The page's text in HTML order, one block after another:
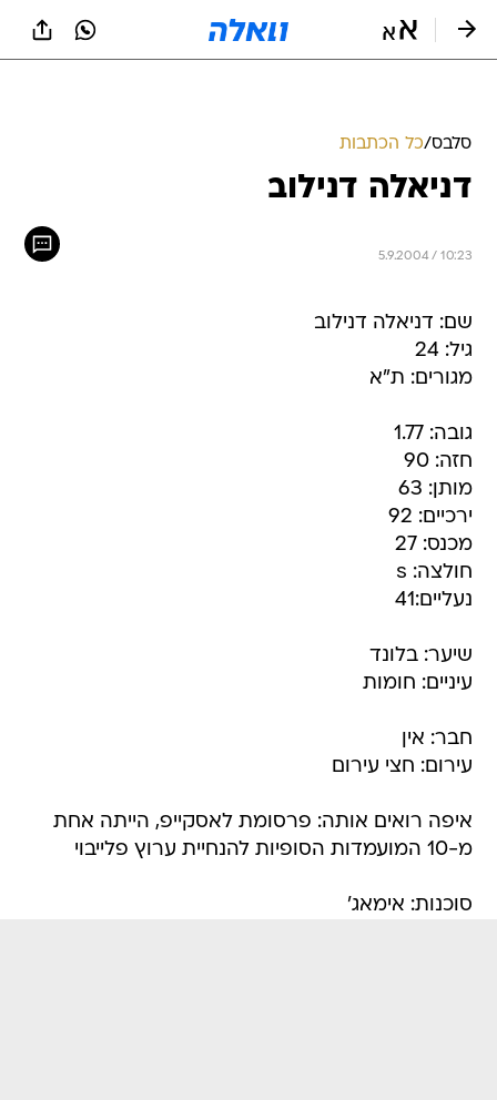
סלבס/כל הכתבות
דניאלה דנילוב
5.9.2004 / 10:23
שם: דניאלה דנילוב
גיל: 24
מגורים: ת"א
גובה: 1.77
חזה: 90
מותן: 63
ירכיים: 92
מכנס: 27
חולצה: s
נעליים:41
שיער: בלונד
עיניים: חומות
חבר: אין
עירום: חצי עירום
איפה רואים אותה: פרסומת לאסקייפ, הייתה אחת
מ-10 המועמדות הסופיות להנחיית ערוץ פלייבוי
סוכנות: אימאג'